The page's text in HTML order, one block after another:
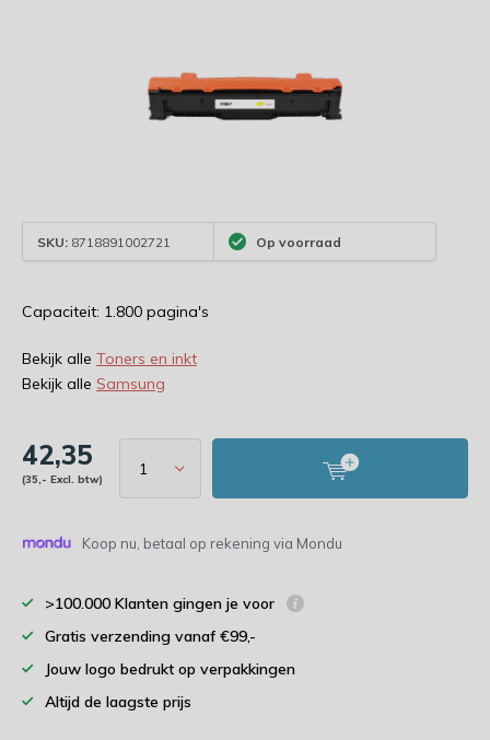
SKU: 8718891002721 Op voorraad
Capaciteit: 1.800 pagina's
Bekijk alle Toners en inkt
Bekijk alle Samsung
42,35
(35,- Excl. btw)
Koop nu, betaal op rekening via Mondu
>100.000 Klanten gingen je voor
Gratis verzending vanaf €99,-
Jouw logo bedrukt op verpakkingen
Altijd de laagste prijs